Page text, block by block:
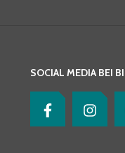
SOCIAL MEDIA BEI